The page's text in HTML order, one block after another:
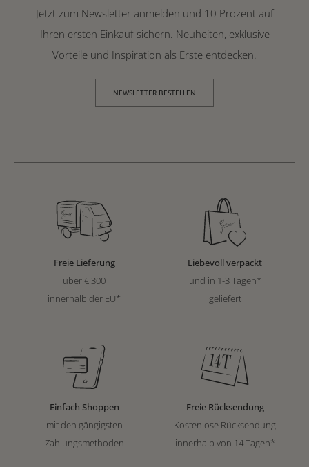
Jetzt zum Newsletter anmelden und 10 Prozent auf
Ihren ersten Einkauf sichern. Neuheiten, exklusive
Vorteile und Inspiration als Erste entdecken.
NEWSLETTER BESTELLEN
Freie Lieferung
über € 300
innerhalb der EU*
Liebevoll verpackt
und in 1-3 Tagen*
geliefert
Einfach Shoppen
mit den gängigsten
Zahlungsmethoden
Freie Rücksendung
Kostenlose Rücksendung
innerhalb von 14 Tagen*